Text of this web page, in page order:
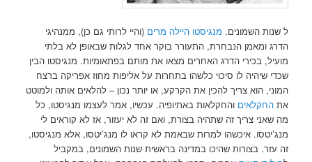
ל שנות השמונים. מנגיסטו היילה מרים (והיי לרותי גם כן), ממנהיגי
הדרג ומאמן הנבחרת, התעורר בוקר אחד לגלות שבאופן לא בלתי
מועיל, בכירי הדרג האחרים מצאו את מותם בפתאומיות. מנגיסטו הבין
שכדי שיהיה לו סיכוי כלשהו בתחרות על אליפות מחוז אפריקה ברצח
המוני, הוא צריך להכין את הקרקע, או יותר נכון – להלאים אותה ולמוטט
אתהחקלאים והחקלאות באתיופיה. עכשיו, אמר לעצמו מנגיסטו, כל
מה שאני צריך זה שתהיה בצורת, ואם זה לא יעזור, אז לא קוראים לי
מנג’יטסו. איכשהו למרות שבאמת לא קראו לו מנג’יטסו, אלא מנגיסטו,
זה עזר. בצורות שהיכו במדינה בראשית שנות השמונים, במקביל